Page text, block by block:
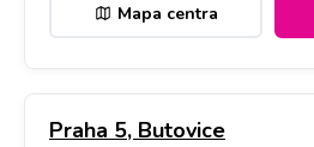
Mapa centra
Praha 5, Butovice